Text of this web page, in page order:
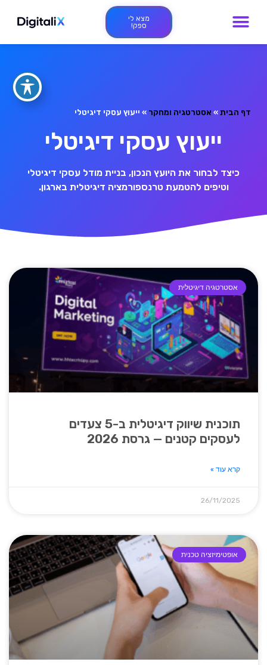
מצא לי
ספק!
דף הבית» אסטרטגיה ומחקר » ייעוץ עסקי דיגיטלי
ייעוץ עסקי דיגיטלי
כיצד לבחור את היועץ הנכון, בניית מודל עסקי דיגיטלי
וטיפים להטמעת טרנספורמציה דיגיטלית בארגון.
אסטרטגיה דיגיטלית
תוכנית שיווק דיגיטלית ב-5 צעדים
לעסקים קטנים — גרסת 2026
קרא עוד »
26/11/2025
אופטימיזציה טכנית